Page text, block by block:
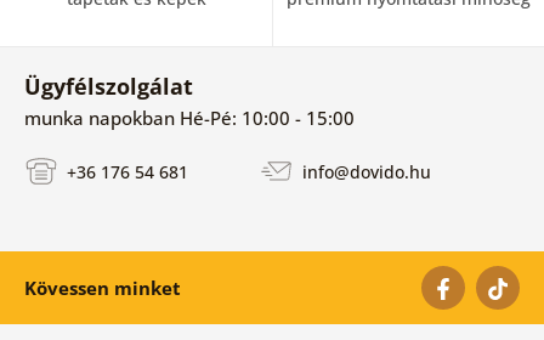
Ügyfélszolgálat
munka napokban Hé-Pé: 10:00 - 15:00
+36 176 54 681 info@dovido.hu
Kövessen minket